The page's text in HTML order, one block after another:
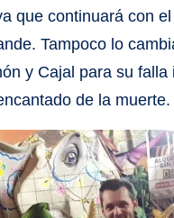
que continuará con
Tampoco lo
y Cajal para su falla
de la muerte.